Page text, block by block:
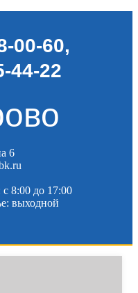
00-60,
44-22
6
8:00 до 17:00
выходной